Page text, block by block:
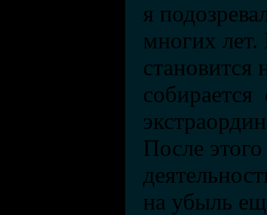
я
многих
становится
собирается
После
на убыль